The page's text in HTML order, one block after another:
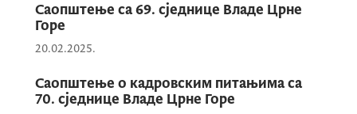
Саопштење са 69. сједнице Владе Црне
Горе
20.02.2025.
Саопштење о кадровским питањима са
70. сједнице Владе Црне Горе